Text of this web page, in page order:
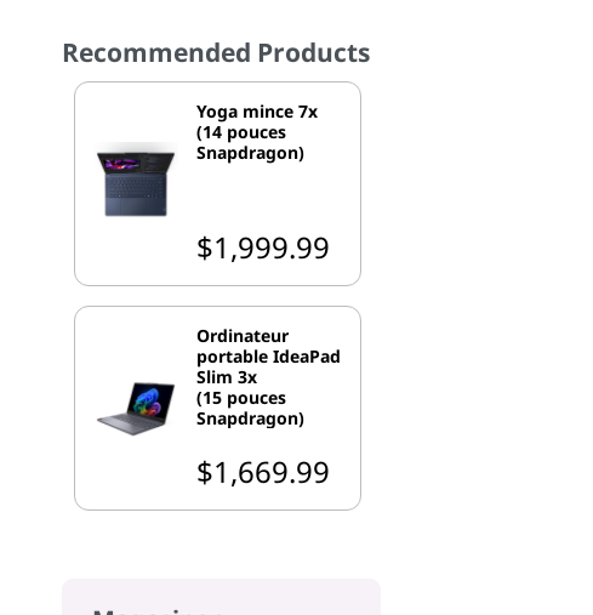
Recommended Products
Yoga mince 7x
(14 pouces
Snapdragon)
$1,999.99
Ordinateur
portable IdeaPad
Slim 3x
(15 pouces
Snapdragon)
$1,669.99